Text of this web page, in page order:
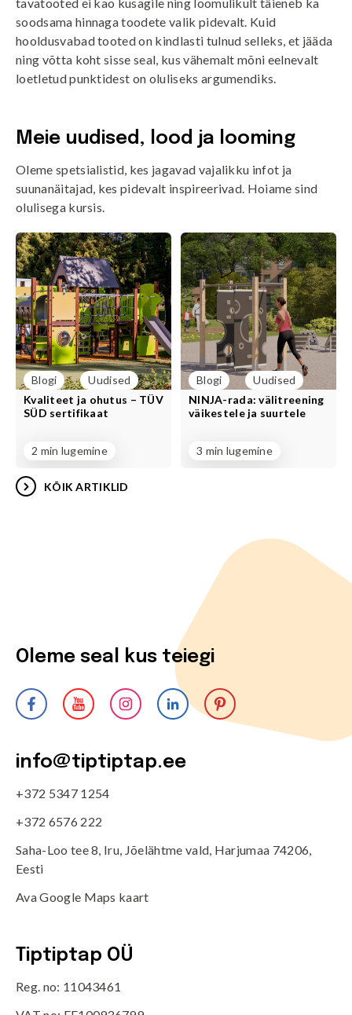
tavatooted ei kao kusagile ning loomulikult täieneb ka
soodsama hinnaga toodete valik pidevalt. Kuid
hooldusvabad tooted on kindlasti tulnud selleks, et jääda
ning võtta koht sisse seal, kus vähemalt mõni eelnevalt
loetletud punktidest on oluliseks argumendiks.
Meie uudised, lood ja looming
Oleme spetsialistid, kes jagavad vajalikku infot ja
suunanäitajad, kes pidevalt inspireerivad. Hoiame sind
olulisega kursis.
Blogi
Uudised
Kvaliteet ja ohutus – TÜV
SÜD sertifikaat
2 min lugemine
Blogi
Uudised
NINJA-rada: välitreening
väikestele ja suurtele
3 min lugemine
KÕIK ARTIKLID
Oleme seal kus teiegi
info@tiptiptap.ee
+372 5347 1254
+372 6576 222
Saha-Loo tee 8, Iru, Jõelähtme vald, Harjumaa 74206,
Eesti
Ava Google Maps kaart
Tiptiptap OÜ
Reg. no: 11043461